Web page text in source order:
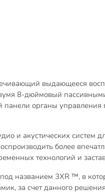
выдающееся
8-дюймовый
органы управления
и акустических систем
более
технологий и
названием 3XR ™, в
за счет данного